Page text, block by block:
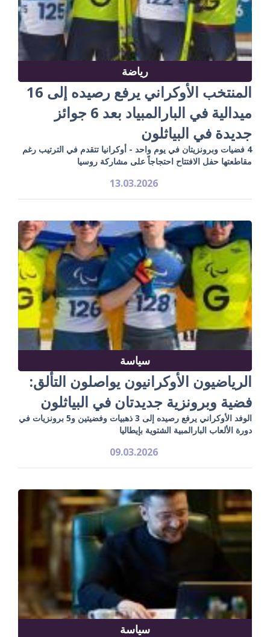
رياضة
المنتخب الأوكراني يرفع رصيده إلى 16
ميدالية في البارالمبياد بعد 6 جوائز
جديدة في البياثلون
4 فضيات وبرونزيتان في يوم واحد - أوكرانيا تتقدم في الترتيب رغم
مقاطعتها حفل الافتتاح احتجاجاً على مشاركة روسيا
13.03.2026
سياسة
الرياضيون الأوكرانيون يواصلون التألق:
فضية وبرونزية جديدتان في البياثلون
الوفد الأوكراني يرفع رصيده إلى 3 ذهبيات وفضيتين و5 برونزيات في
دورة الألعاب البارالمبية الشتوية بإيطاليا
09.03.2026
سياسة